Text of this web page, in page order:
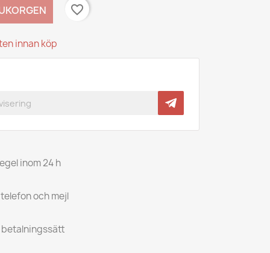
favorite_border
innan köp
inom 24 h
och mejl
betalningssätt